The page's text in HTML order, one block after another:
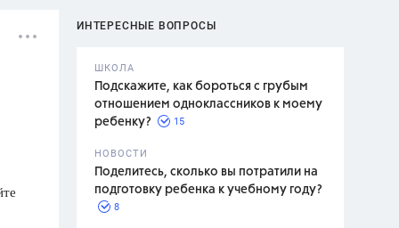
ИНТЕРЕСНЫЕ ВОПРОСЫ
ШКОЛА
Подскажите, как бороться с грубым
отношением одноклассников к моему
ребенку?
15
НОВОСТИ
Поделитесь, сколько вы потратили на
подготовку ребенка к учебному году?
8